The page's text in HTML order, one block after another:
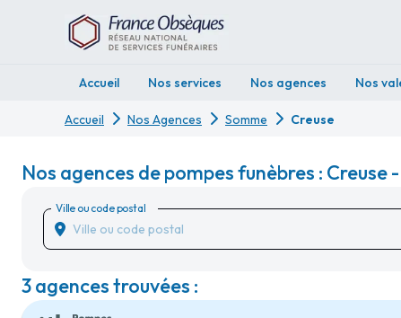
Accueil Nos services Nos agences Nos
Accueil Nos Agences Somme Creuse
Nos agences de pompes funèbres : Creuse
Ville ou code postal
3 agences trouvées :